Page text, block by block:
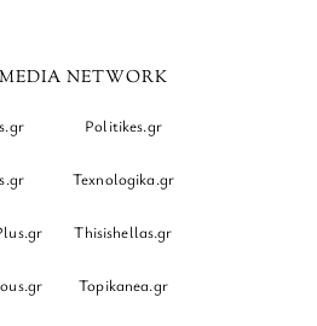
NETWORK
Politikes.gr
Texnologika.gr
Thisishellas.gr
Topikanea.gr